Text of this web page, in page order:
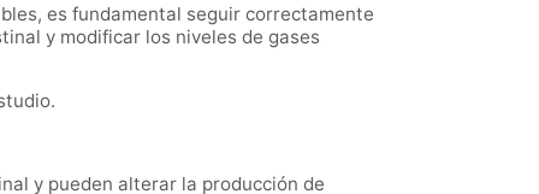
es fundamental seguir correctamente
y modificar los niveles de gases
y pueden alterar la producción de